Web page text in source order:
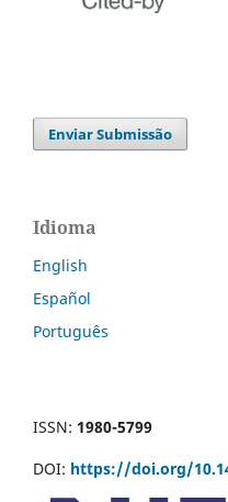
Enviar Submissão
Idioma
English
Español
Português
ISSN: 1980-5799
DOI: https://doi.org/